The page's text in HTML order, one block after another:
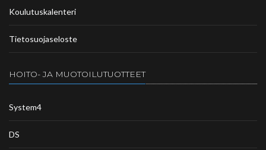
Koulutuskalenteri
Tietosuojaseloste
HOITO- JA MUOTOILUTUOTTEET
System4
DS